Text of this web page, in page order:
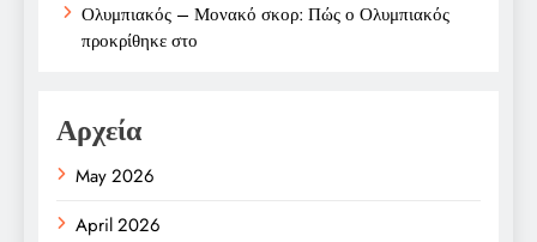
Ολυμπιακός – Μονακό σκορ: Πώς ο Ολυμπιακός
προκρίθηκε στο
Αρχεία
May 2026
April 2026